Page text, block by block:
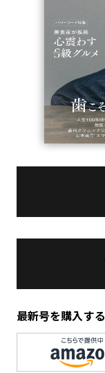
最新号を購入する